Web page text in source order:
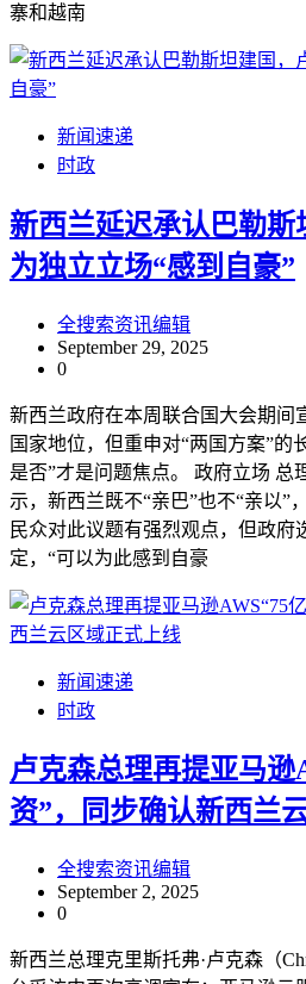
寨和越南
新闻速递
时政
新西兰延迟承认巴勒斯
为独立立场“感到自豪”
全搜索资讯编辑
September 29, 2025
0
新西兰政府在本周联合国大会期间
国家地位，但重申对“两国方案”的
是否”才是问题焦点。 政府立场 总
示，新西兰既不“亲巴”也不“亲以”
民众对此议题有强烈观点，但政府
定，“可以为此感到自豪
新闻速递
时政
卢克森总理再提亚马逊
资”，同步确认新西兰
全搜索资讯编辑
September 2, 2025
0
新西兰总理克里斯托弗·卢克森（